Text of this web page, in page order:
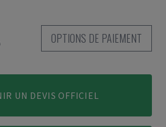
OPTIONS DE PAIEMENT
UN DEVIS OFFICIEL